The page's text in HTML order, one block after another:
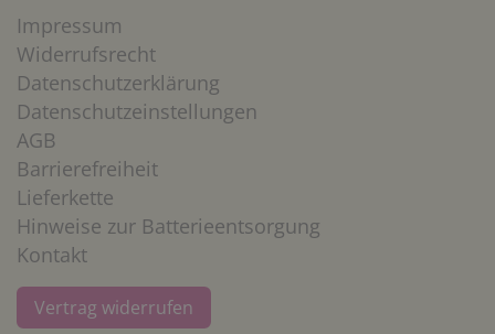
Impressum
Widerrufsrecht
Datenschutzerklärung
Datenschutzeinstellungen
AGB
Barrierefreiheit
Lieferkette
Hinweise zur Batterieentsorgung
Kontakt
Vertrag widerrufen